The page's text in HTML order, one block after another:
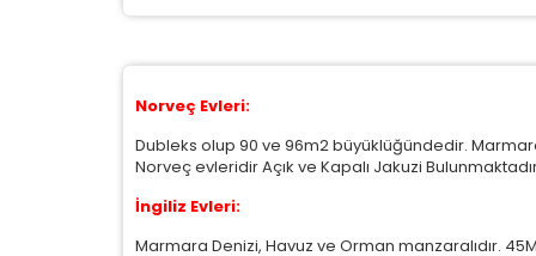
Norveç Evleri:
Dubleks olup 90 ve 96m2 büyüklüğündedir.
Norveç evleridir Açık ve Kapalı Jakuzi
İngiliz Evleri:
Marmara Denizi, Havuz ve Orman manzaralıdır.